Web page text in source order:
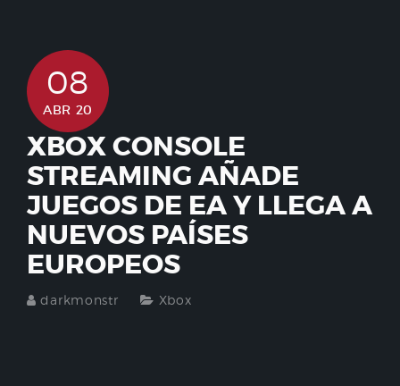
08
ABR 20
XBOX CONSOLE
STREAMING AÑADE
JUEGOS DE EA Y LLEGA A
NUEVOS PAÍSES
EUROPEOS
darkmonstr Xbox